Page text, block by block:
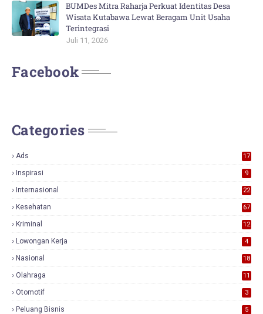
BUMDes Mitra Raharja Perkuat Identitas Desa
Wisata Kutabawa Lewat Beragam Unit Usaha
Terintegrasi
Juli 11, 2026
Facebook
Categories
Ads
17
Inspirasi 9
Internasional 22
Kesehatan 67
Kriminal 12
Lowongan Kerja 4
Nasional
18
Olahraga 11
Otomotif 3
Peluang Bisnis 5